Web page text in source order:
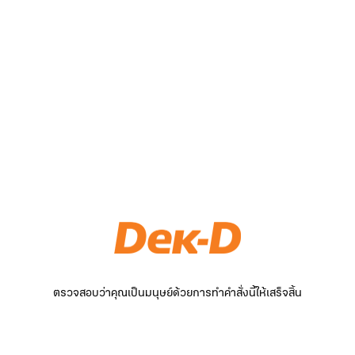
ตรวจสอบว่าคุณเป็นมนุษย์ด้วยการทำคำสั่งนี้ให้เสร็จสิ้น